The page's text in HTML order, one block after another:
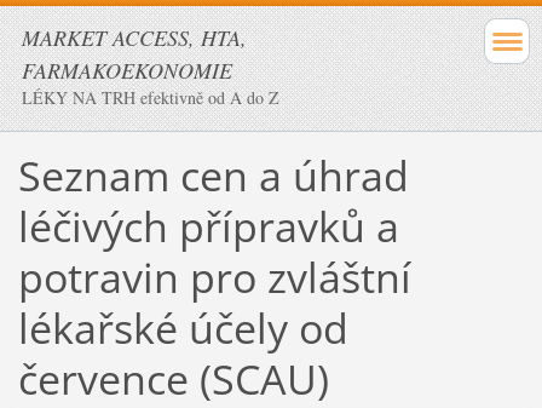
MARKET ACCESS, HTA,
FARMAKOEKONOMIE
LÉKY NA TRH efektivně od A do Z
Seznam cen a úhrad
léčivých přípravků a
potravin pro zvláštní
lékařské účely od
července (SCAU)